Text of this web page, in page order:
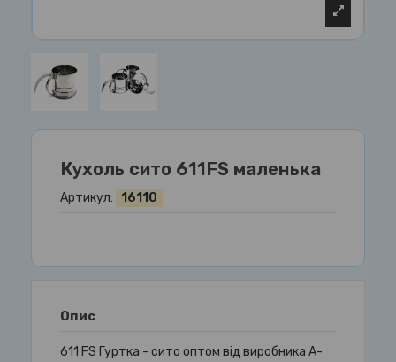
Кухоль сито 611FS маленька
Артикул: 16110
Опис
611 FS Гуртка - сито оптом від виробника А-